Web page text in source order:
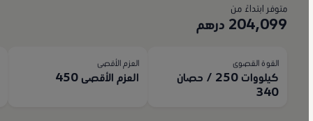
متوفر ابتداءً من
204,099 درهم
القوة القصوى
كيلووات 250 / حصان
340
العزم الأقصى
العزم الأقصى 450